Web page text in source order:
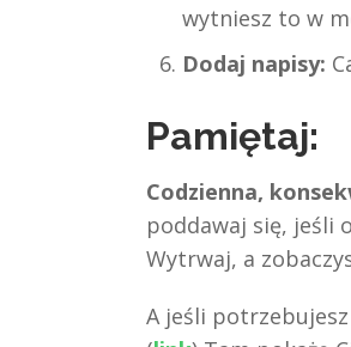
wytniesz to w
Dodaj napisy:
Pamiętaj:
Codzienna,
poddawaj się, jeśli
Wytrwaj, a
A jeśli